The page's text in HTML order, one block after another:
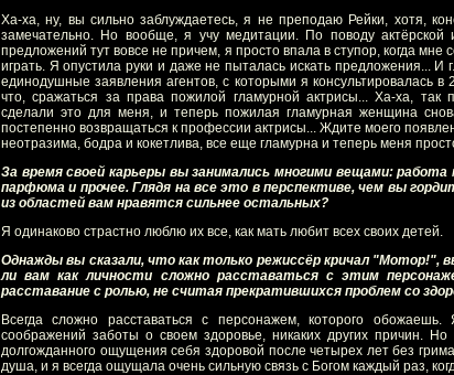
Ха-ха, ну, вы сильно заблуждаетесь, я не преподаю Рейки, хотя,
замечательно. Но вообще, я учу медитации. По поводу
предложений тут вовсе не причем, я просто впала в ступор, когда
играть. Я опустила руки и даже не пыталась искать предложения... И
единодушные заявления агентов, с которыми я консультировалась в
что, сражаться за права пожилой гламурной актрисы... Ха-ха, так
сделали это для меня, и теперь пожилая гламурная женщина
постепенно возвращаться к профессии актрисы... Ждите моего
неотразима, бодра и кокетлива, все еще гламурна и теперь меня
За время своей карьеры вы занимались многими вещами: работа
парфюма и прочее. Глядя на все это в перспективе, чем вы
из областей вам нравятся сильнее остальных?
Я одинаково страстно люблю их все, как мать любит всех своих детей.
Однажды вы сказали, что как только режиссёр кричал "Мотор!",
ли вам как личности сложно расставаться с этим
расставание с ролью, не считая прекратившихся проблем со
Всегда сложно расставаться с персонажем, которого
соображений заботы о своем здоровье, никаких других причин.
долгожданного ощущения себя здоровой после четырех лет без
душа, и я всегда ощущала очень сильную связь с Богом каждый раз,